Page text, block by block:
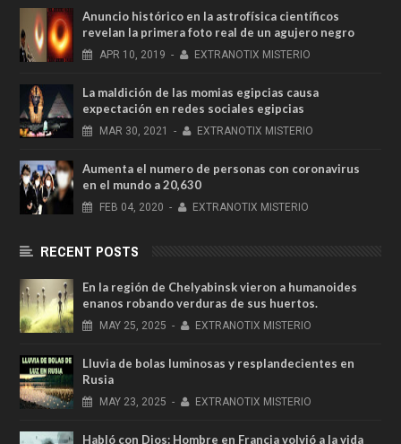
Anuncio histórico en la astrofísica científicos
revelan la primera foto real de un agujero negro
APR 10, 2019 - EXTRANOTIX MISTERIO
La maldición de las momias egipcias causa
expectación en redes sociales egipcias
MAR 30, 2021 - EXTRANOTIX MISTERIO
Aumenta el numero de personas con coronavirus
en el mundo a 20,630
FEB 04, 2020 - EXTRANOTIX MISTERIO
RECENT POSTS
En la región de Chelyabinsk vieron a humanoides
enanos robando verduras de sus huertos.
MAY 25, 2025 - EXTRANOTIX MISTERIO
Lluvia de bolas luminosas y resplandecientes en
Rusia
MAY 23, 2025 - EXTRANOTIX MISTERIO
Habló con Dios: Hombre en Francia volvió a la vida